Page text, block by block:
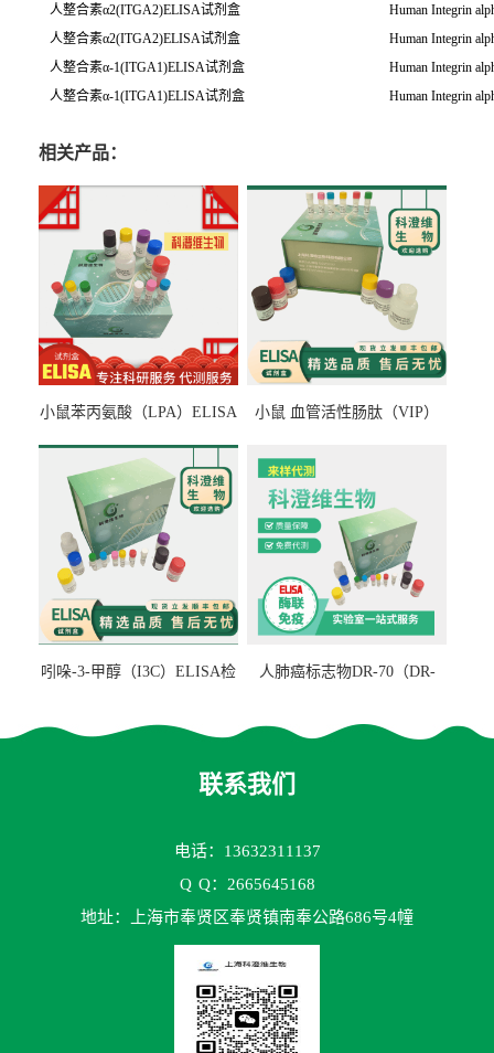
人整合素α2(ITGA2)ELISA试剂盒
Human Integrin
人整合素α2(ITGA2)ELISA试剂盒
Human Integrin
人整合素α-1(ITGA1)ELISA试剂盒
Human Integrin
人整合素α-1(ITGA1)ELISA试剂盒
Human Integrin
相关产品：
小鼠苯丙氨酸（LPA）ELISA
小鼠 血管活性肠肽（VIP）
吲哚-3-甲醇（I3C）ELISA检
人肺癌标志物DR-70（DR-
联系我们
电话：13632311137
Q Q：2665645168
地址：上海市奉贤区奉贤镇南奉公路686号4幢